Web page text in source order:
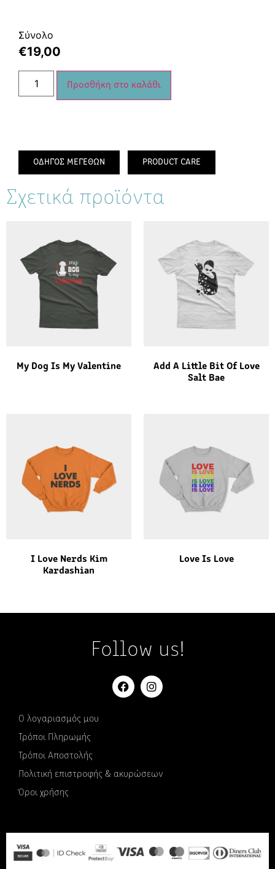
Σύνολο
€19,00
Προσθήκη στο καλάθι
ΟΔΗΓΟΣ ΜΕΓΕΘΩΝ PRODUCT CARE
Σχετικά προϊόντα
My Dog Is My Valentine
Add A Little Bit Of Love
Salt Bae
I Love Nerds Kim
Kardashian
Love Is Love
Follow us!
Ο λογαριασμός μου
Τρόποι Πληρωμής
Τρόποι Αποστολής
Πολιτική επιστροφής & ακυρώσεων
Όροι χρήσης